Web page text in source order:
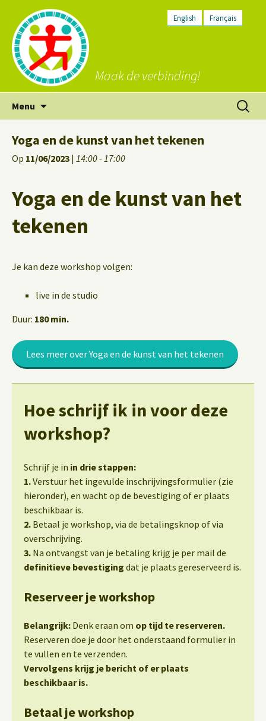
English Français
Maak de verbinding!
Menu
inhoud
Zoeken
naar:
Yoga en de kunst van het tekenen
Op 11/06/2023 | 14:00 - 17:00
Yoga en de kunst van het
tekenen
Je kan deze workshop volgen:
live in de studio
Duur: 180 min.
Lees meer over Yoga en de kunst van het tekenen
Hoe schrijf ik in voor deze
workshop?
Schrijf je in in drie stappen:
1.Verstuur het ingevulde inschrijvingsformulier (zie
hieronder), en wacht op de bevestiging of er plaats
beschikbaar is.
2. Betaal je workshop, via de betalingsknop of via
overschrijving.
3. Na ontvangst van je betaling krijg je per mail de
definitieve bevestiging dat je plaats gereserveerd is.
Reserveer je workshop
Belangrijk: Denk eraan om op tijd te reserveren.
Reserveren doe je door het onderstaand formulier in
te vullen en te verzenden.
Vervolgens krijg je bericht of er plaats
beschikbaar is.
Betaal je workshop